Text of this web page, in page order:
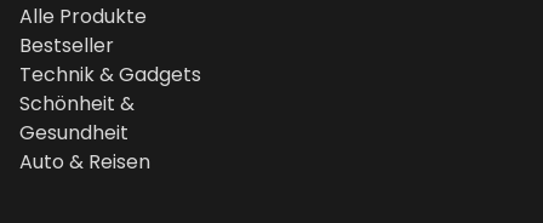
Alle Produkte
Bestseller
Technik & Gadgets
Schönheit &
Gesundheit
Auto & Reisen